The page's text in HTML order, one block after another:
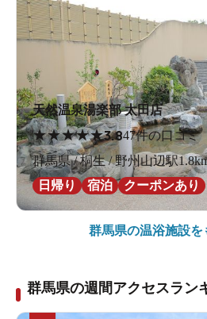
天然温泉湯楽部 太田店
★★★★★3.847件の口コミ
群馬県 / 桐生 / 野州山辺駅
日帰り
宿泊 クーポンあり
群馬県の温浴施設を
群馬県の週間アクセスラン